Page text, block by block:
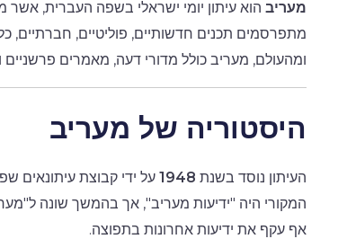
מעריבהוא עיתון יומי ישראלי בשפה העברית, אשר
מתפרסמים תכנים חדשותיים, פוליטיים, חברתיים,
ומהעולם, מעריב כולל מדורי דעה, מאמרים פרשניים
היסטוריה של מעריב
העיתון נוסד בשנת 1948על ידי קבוצת עיתונאים
המקורי היה "ידיעות מעריב", אך בהמשך שונה
אף עקף את ידיעות אחרונות בתפוצה.